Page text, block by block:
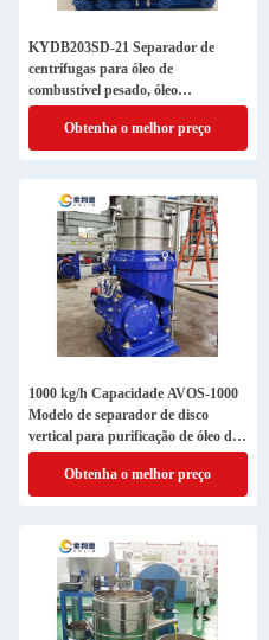
KYDB203SD-21 Separador de
centrífugas para óleo de
combustível pesado, óleo
lubrificante e óleo mineral
Obtenha o melhor preço
1000 kg/h Capacidade AVOS-1000
Modelo de separador de disco
vertical para purificação de óleo de
abacate
Obtenha o melhor preço